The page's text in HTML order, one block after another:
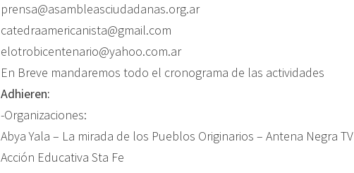
prensa@asambleasciudadanas.org.ar
catedraamericanista@gmail.com
elotrobicentenario@yahoo.com.ar
En Breve mandaremos todo el cronograma de las actividades
Adhieren:
-Organizaciones:
Abya Yala – La mirada de los Pueblos Originarios – Antena Negra
Acción Educativa Sta Fe